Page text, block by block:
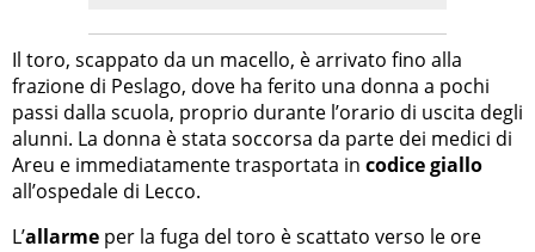
Il toro, scappato da un macello, è arrivato fino alla
frazione di Peslago, dove ha ferito una donna a pochi
passi dalla scuola, proprio durante l’orario di uscita degli
alunni. La donna è stata soccorsa da parte dei medici di
Areu e immediatamente trasportata in codice giallo
all’ospedale di Lecco.
L’allarme per la fuga del toro è scattato verso le ore